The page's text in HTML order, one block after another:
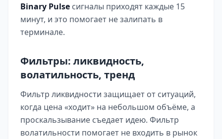
Binary Pulse сигналы приходят каждые 15
минут, и это помогает не залипать в
терминале.
Фильтры: ликвидность,
волатильность, тренд
Фильтр ликвидности защищает от ситуаций,
когда цена «ходит» на небольшом объёме, а
проскальзывание съедает идею. Фильтр
волатильности помогает не входить в рынок